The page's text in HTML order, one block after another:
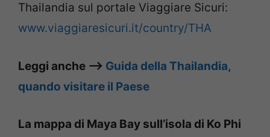
Thailandia sul portale Viaggiare Sicuri:
www.viaggiaresicuri.it/country/THA
Leggi anche –> Guida della Thailandia,
quando visitare il Paese
La mappa di Maya Bay sull’isola di Ko Phi